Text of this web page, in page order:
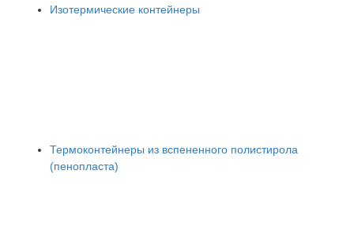
Изотермические контейнеры
Термоконтейнеры из вспененного полистирола
(пенопласта)